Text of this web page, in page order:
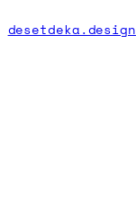
desetdeka.design